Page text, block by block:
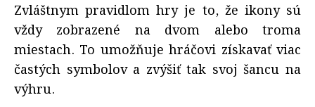
Zvláštnym pravidlom hry je to, že ikony sú
vždy zobrazené na dvom alebo troma
miestach. To umožňuje hráčovi získavať viac
častých symbolov a zvýšiť tak svoj šancu na
výhru.